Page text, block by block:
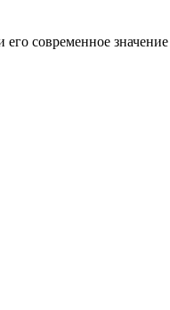
его современное значение